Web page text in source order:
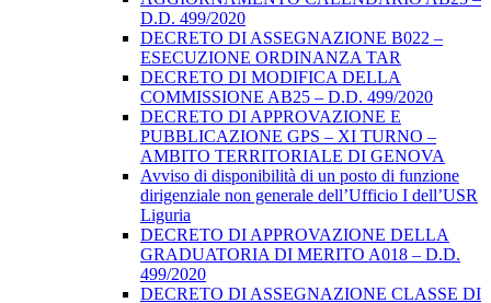
D.D. 499/2020
DECRETO DI ASSEGNAZIONE B022 –
ESECUZIONE ORDINANZA TAR
DECRETO DI MODIFICA DELLA
COMMISSIONE AB25 – D.D. 499/2020
DECRETO DI APPROVAZIONE E
PUBBLICAZIONE GPS – XI TURNO –
AMBITO TERRITORIALE DI GENOVA
Avviso di disponibilità di un posto di funzione
dirigenziale non generale dell’Ufficio I dell’USR
Liguria
DECRETO DI APPROVAZIONE DELLA
GRADUATORIA DI MERITO A018 – D.D.
499/2020
DECRETO DI ASSEGNAZIONE CLASSE DI